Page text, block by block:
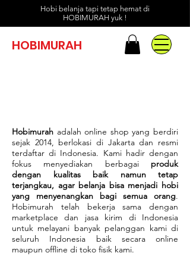
Hobi belanja tapi tetap hemat di
HOBIMURAH yuk !
HOBIMURAH
Hobimurah adalah online shop yang berdiri
sejak 2014, berlokasi di Jakarta dan resmi
terdaftar di Indonesia. Kami hadir dengan
fokus menyediakan berbagai produk
dengan kualitas baik namun tetap
terjangkau, agar belanja bisa menjadi hobi
yang menyenangkan bagi semua orang.
Hobimurah telah bekerja sama dengan
marketplace dan jasa kirim di Indonesia
untuk melayani banyak pelanggan kami di
seluruh Indonesia baik secara online
maupun offline di toko fisik kami.